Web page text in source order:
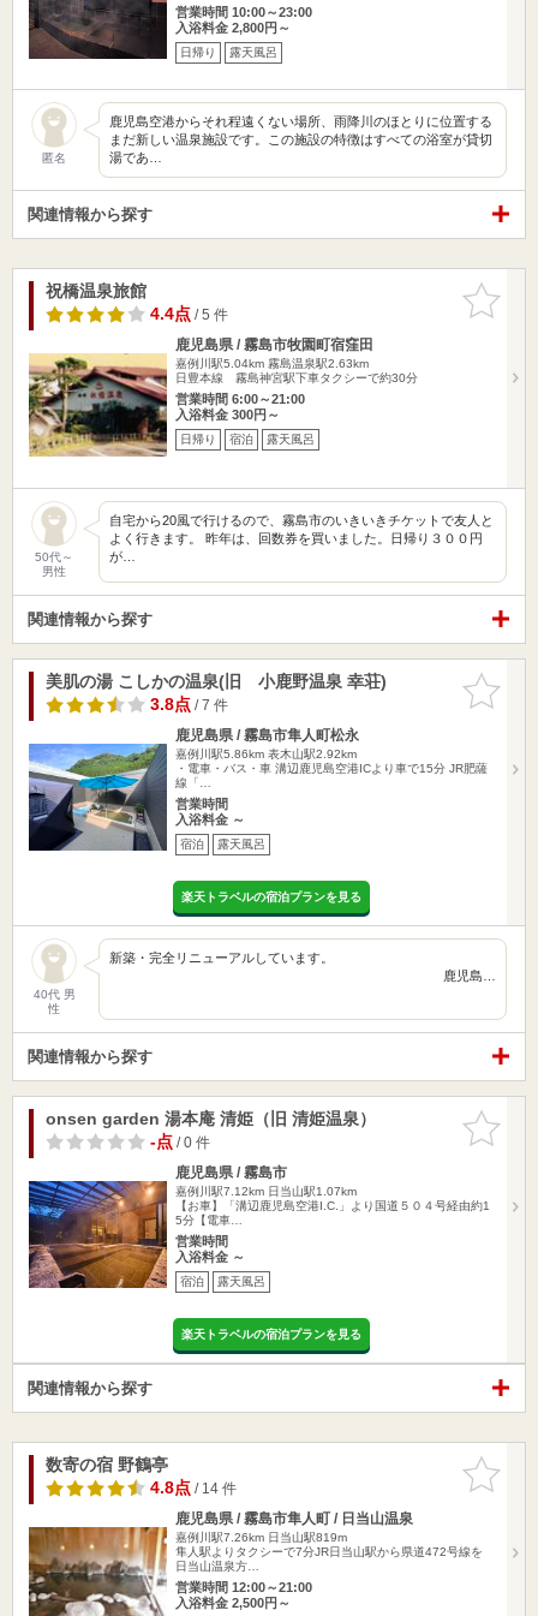
営業時間 10:00～23:00
入浴料金 2,800円～
日帰り 露天風呂
匿名
鹿児島空港からそれ程遠くない場所、雨降川のほとりに位置する
まだ新しい温泉施設です。この施設の特徴はすべての浴室が貸切
湯であ…
関連情報から探す
お気に入
りに追加
祝橋温泉旅館
4.4点/ 5 件
鹿児島県 / 霧島市牧園町宿窪田
嘉例川駅5.04km 霧島温泉駅2.63km
日豊本線 霧島神宮駅下車タクシーで約30分
営業時間 6:00～21:00
入浴料金 300円～
日帰り 宿泊 露天風呂
50代～
男性
自宅から20風で行けるので、霧島市のいきいきチケットで友人と
よく行きます。 昨年は、回数券を買いました。日帰り３００円
が…
関連情報から探す
お気に入
りに追加
美肌の湯 こしかの温泉(旧 小鹿野温泉 幸荘)
3.8点/ 7 件
鹿児島県 / 霧島市隼人町松永
嘉例川駅5.86km 表木山駅2.92km
・電車・バス・車 溝辺鹿児島空港ICより車で15分 JR肥薩
線「…
営業時間
入浴料金 ～
宿泊 露天風呂
楽天トラベルの宿泊プランを見る
40代 男
性
新築・完全リニューアルしています。
鹿児島…
関連情報から探す
お気に入
りに追加
onsen garden 湯本庵 清姫（旧 清姫温泉）
-点/ 0 件
鹿児島県 / 霧島市
嘉例川駅7.12km 日当山駅1.07km
【お車】「溝辺鹿児島空港I.C.」より国道５０４号経由約1
5分【電車…
営業時間
入浴料金 ～
宿泊 露天風呂
楽天トラベルの宿泊プランを見る
関連情報から探す
お気に入
りに追加
数寄の宿 野鶴亭
4.8点/ 14 件
鹿児島県 / 霧島市隼人町 / 日当山温泉
嘉例川駅7.26km 日当山駅819m
隼人駅よりタクシーで7分JR日当山駅から県道472号線を
日当山温泉方…
営業時間 12:00～21:00
入浴料金 2,500円～